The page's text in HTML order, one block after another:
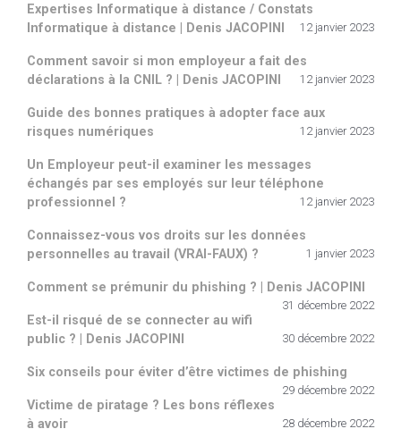
Expertises Informatique à distance / Constats
Informatique à distance | Denis JACOPINI
12 janvier 2023
Comment savoir si mon employeur a fait des
déclarations à la CNIL ? | Denis JACOPINI
12 janvier 2023
Guide des bonnes pratiques à adopter face aux
risques numériques
12 janvier 2023
Un Employeur peut-il examiner les messages
échangés par ses employés sur leur téléphone
professionnel ?
12 janvier 2023
Connaissez-vous vos droits sur les données
personnelles au travail (VRAI-FAUX) ?
1 janvier 2023
Comment se prémunir du phishing ? | Denis JACOPINI
31 décembre 2022
Est-il risqué de se connecter au wifi
public ? | Denis JACOPINI
30 décembre 2022
Six conseils pour éviter d’être victimes de phishing
29 décembre 2022
Victime de piratage ? Les bons réflexes
à avoir
28 décembre 2022